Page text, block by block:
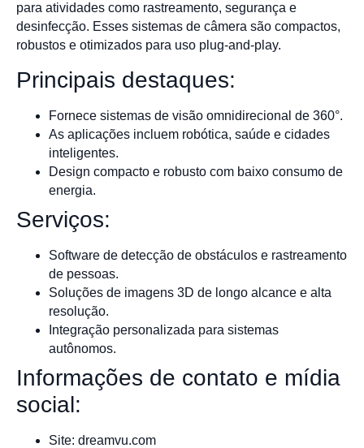
para atividades como rastreamento, segurança e
desinfecção. Esses sistemas de câmera são compactos,
robustos e otimizados para uso plug-and-play.
Principais destaques:
Fornece sistemas de visão omnidirecional de 360°.
As aplicações incluem robótica, saúde e cidades
inteligentes.
Design compacto e robusto com baixo consumo de
energia.
Serviços:
Software de detecção de obstáculos e rastreamento
de pessoas.
Soluções de imagens 3D de longo alcance e alta
resolução.
Integração personalizada para sistemas
autônomos.
Informações de contato e mídia
social:
Site: dreamvu.com